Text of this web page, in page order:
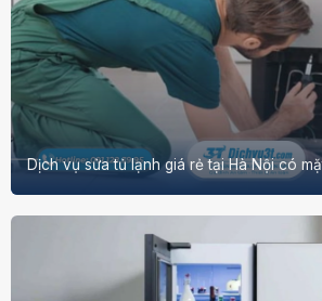
Dịch vụ sửa tủ lạnh giá rẻ tại Hà Nội có